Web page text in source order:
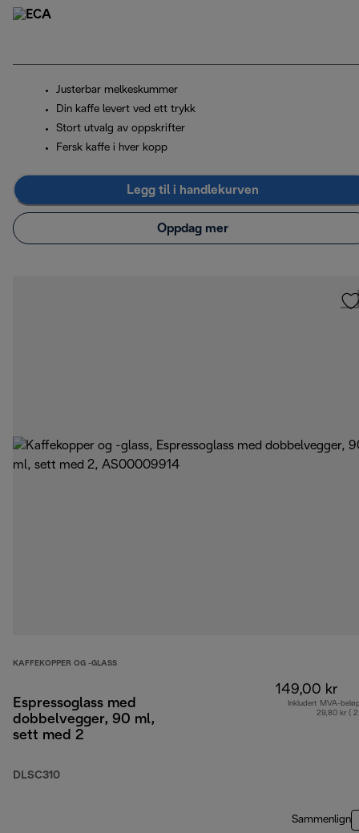
Justerbar melkeskummer
Din kaffe levert ved ett trykk
Stort utvalg av oppskrifter
Fersk kaffe i hver kopp
Legg til i handlekurven
Oppdag mer
KAFFEKOPPER OG -GLASS
Espressoglass med
dobbelvegger, 90 ml,
sett med 2
DLSC310
149,00 kr
Inkludert MVA-
29,80 kr (
Sammenlign